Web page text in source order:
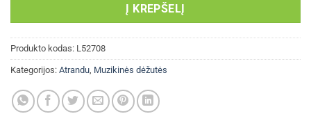
Į KREPŠELĮ
Produkto kodas: L52708
Kategorijos: Atrandu, Muzikinės dėžutės